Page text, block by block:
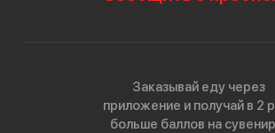
Заказывай еду через
приложение и получай в 2
больше баллов на